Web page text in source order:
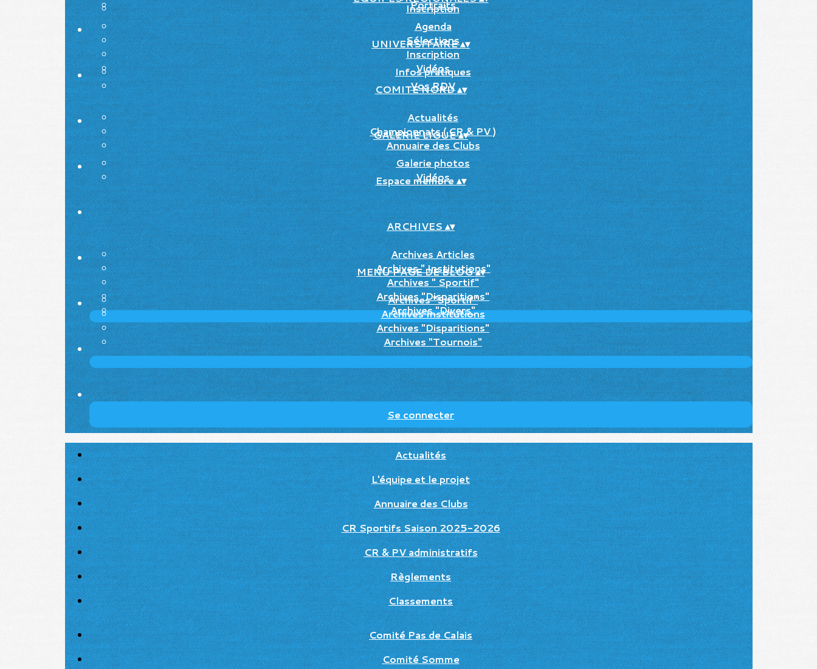
Portraits
Inscription
Agenda
Sélections
Inscription
Vidéos
UNIVERSITAIRE▴▾
Infos pratiques
Vos RDV
COMITE NORD▴▾
Actualités
Championnats ( CR & PV )
Annuaire des Clubs
GALERIE LIGUE▴▾
Galerie photos
Vidéos
Espace membre▴▾
ARCHIVES▴▾
Archives Articles
Archives " Institutions"
Archives " Sportif"
Archives "Disparitions"
Archives "Divers"
MENU PAGE DE BLOG▴▾
Archives "Sportif"
Archives Institutions
Archives "Disparitions"
Archives "Tournois"
Se connecter
Actualités
L'équipe et le projet
Annuaire des Clubs
CR Sportifs Saison 2025-2026
CR & PV administratifs
Règlements
Classements
Comité Pas de Calais
Comité Somme